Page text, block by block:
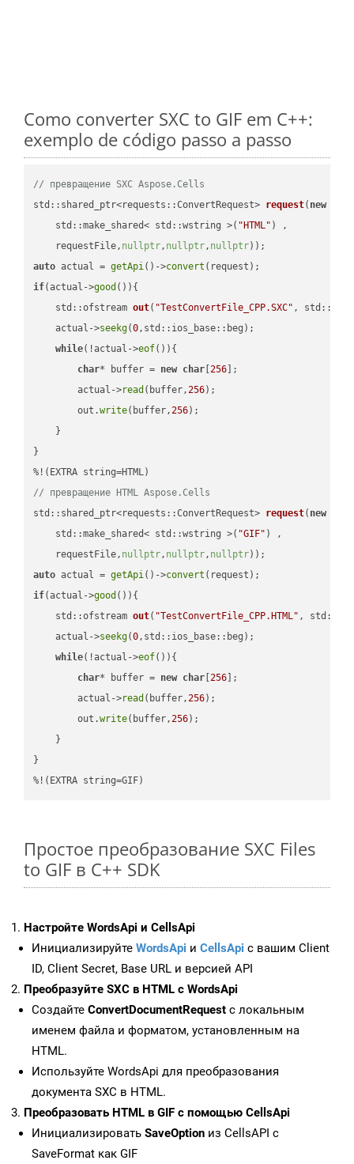
Como converter SXC to GIF em C++:
exemplo de código passo a passo
// превращение SXC Aspose.Cells
std::shared_ptr<requests::ConvertRequest> request( new
    std::make_shared< std::wstring >(
"HTML" ) ,
    requestFile,
nullptr, nullptr, nullptr))
auto actual = getApi()->convert
if(actual->good ()){
std::ofstream out( "TestConvertFile_CPP.SXC" ,
    actual->
seekg(0,std::ios_base::beg);
while(!actual->eof()){
char* buffer = new char [256 ];
        actual->
read (buffer,256);
        out.
write(buffer,256);
    }
}
// превращение HTML Aspose.Cells
std::shared_ptr<requests::ConvertRequest> request( new
    std::make_shared< std::wstring >(
"GIF" ) ,
    requestFile,
nullptr, nullptr, nullptr))
auto actual = getApi()->convert
if(actual->good ()){
std::ofstream out( "TestConvertFile_CPP.HTML" ,
    actual->
seekg(0,std::ios_base::beg);
while(!actual->eof()){
char* buffer = new char [256 ];
        actual->
read (buffer,256);
        out.
write(buffer,256);
    }
}
%!(EXTRA string=GIF)
Простое преобразование SXC Files
to GIF в C++ SDK
Настройте WordsApi и CellsApi
Инициализируйте WordsApi и CellsApi с вашим Client
ID, Client Secret, Base URL и версией API
Преобразуйте SXC в HTML с WordsApi
Создайте ConvertDocumentRequest с локальным
именем файла и форматом, установленным на
HTML.
Используйте WordsApi для преобразования
документа SXC в HTML.
Преобразовать HTML в GIF с помощью CellsApi
Инициализировать SaveOption из CellsAPI с
SaveFormat как GIF